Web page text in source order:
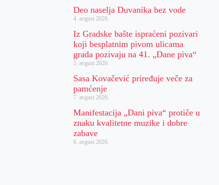
Deo naselja Duvanika bez vode
4. avgust 2026.
Iz Gradske bašte ispraćeni pozivari
koji besplatnim pivom ulicama
grada pozivaju na 41. „Dane piva“
5. avgust 2026.
Sasa Kovačević priređuje veče za
pamćenje
7. avgust 2026.
Manifestacija „Dani piva“ protiče u
znaku kvalitetne muzike i dobre
zabave
6. avgust 2026.